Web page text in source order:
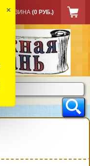
КОРЗИНА (0 РУБ.)
×